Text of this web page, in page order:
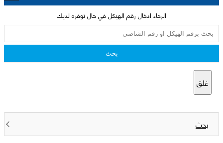
الرجاء ادخال رقم الهيكل في حال توفره لديك
بحث
غلق
بحث